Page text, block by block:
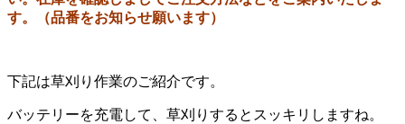
す。（品番をお知らせ願います）
下記は草刈り作業のご紹介です。
バッテリーを充電して、草刈りするとスッキリしますね。